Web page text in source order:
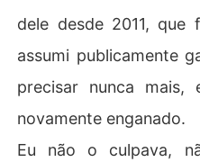
dele desde 2011,
assumi publicamente
precisar nunca
novamente enganado.
Eu não o culpava,